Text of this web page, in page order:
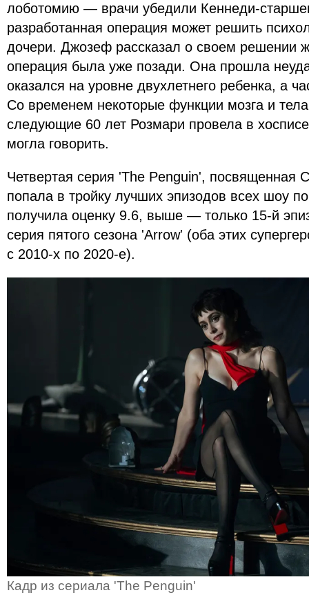
лоботомию — врачи убедили Кеннеди-
разработанная операция может решить
дочери. Джозеф рассказал о своем решении
операция была уже позади. Она прошла
оказался на уровне двухлетнего ребенка, а
Со временем некоторые функции мозга и
следующие 60 лет Розмари провела в
могла говорить.
Четвертая серия 'The Penguin', посвященная
попала в тройку лучших эпизодов всех шоу
получила оценку 9.6, выше — только 15-й
серия пятого сезона 'Arrow' (оба этих
с 2010-х по 2020-е).
Кадр из сериала 'The Penguin'